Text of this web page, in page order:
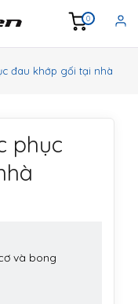
0
đau khớp gối tại nhà
phục
và bong